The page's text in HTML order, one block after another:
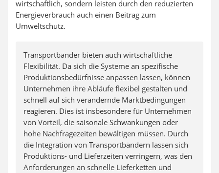
wirtschaftlich, sondern leisten durch den reduzierten
Energieverbrauch auch einen Beitrag zum
Umweltschutz.
Transportbänder bieten auch wirtschaftliche
Flexibilität. Da sich die Systeme an spezifische
Produktionsbedürfnisse anpassen lassen, können
Unternehmen ihre Abläufe flexibel gestalten und
schnell auf sich verändernde Marktbedingungen
reagieren. Dies ist insbesondere für Unternehmen
von Vorteil, die saisonale Schwankungen oder
hohe Nachfragezeiten bewältigen müssen. Durch
die Integration von Transportbändern lassen sich
Produktions- und Lieferzeiten verringern, was den
Anforderungen an schnelle Lieferketten und